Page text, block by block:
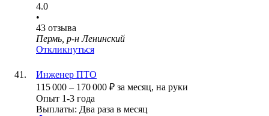
4.0
•
43 отзыва
Пермь, р-н Ленинский
Откликнуться
Инженер ПТО
115 000 – 170 000 ₽ за месяц, на руки
Опыт 1-3 года
Выплаты: Два раза в месяц